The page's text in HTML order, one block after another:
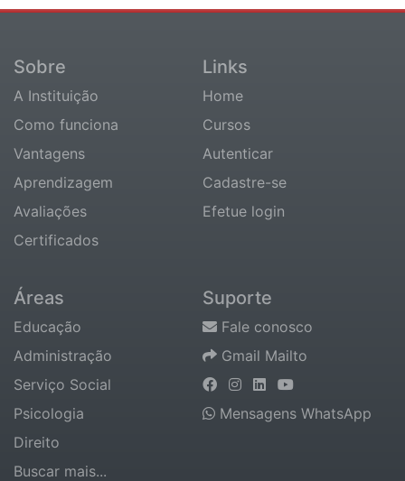
Sobre
A Instituição
Como funciona
Vantagens
Aprendizagem
Avaliações
Certificados
Links
Home
Cursos
Autenticar
Cadastre-se
Efetue login
Áreas
Educação
Administração
Serviço Social
Psicologia
Direito
Buscar mais...
Suporte
Fale conosco
Gmail Mailto
Mensagens WhatsApp